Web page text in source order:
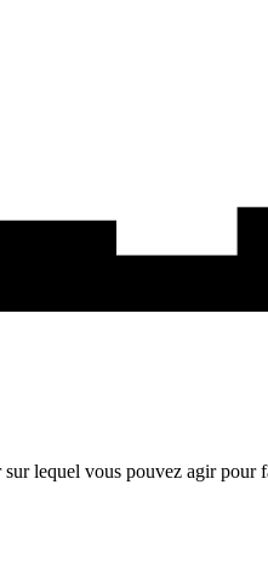
lequel vous pouvez agir pour